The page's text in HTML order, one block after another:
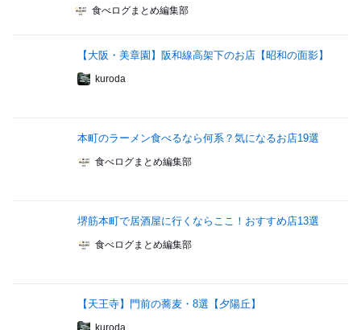
食べログまとめ編集部
【大阪・美章園】阪和線高架下のお店【昭和の面影】
kuroda
本町のラーメン食べるなら何系？気になるお店19選
食べログまとめ編集部
堺筋本町で居酒屋に行くならここ！おすすめ店13選
食べログまとめ編集部
【天王寺】門前の蕎麦・8選【夕陽丘】